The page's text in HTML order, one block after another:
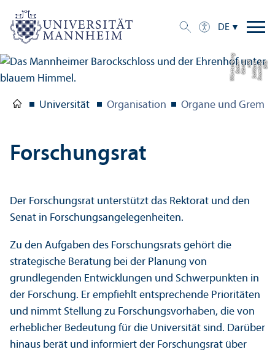
DE
Bil
d:
S
t
a
a
tli
c
h
e
S
c
hl
ö
s
s
e
r
u
n
d
G
ä
r
t
e
n
B
a
d
e
n-
W
ü
r
t
t
e
m
b
e
r
g
Universität Organisation Organe und
Forschungs­rat
Der Forschungs­rat unter­stützt das Rektorat und den
Senat in Forschungs­angelegenheiten.
Zu den Aufgaben des Forschungs­rats gehört die
strategische Beratung bei der Planung von
grundlegenden Entwicklungen und Schwerpunkten in
der Forschung. Er empfiehlt entsprechende Prioritäten
und nimmt Stellung zu Forschungs­vorhaben, die von
erheblicher Bedeutung für die Universität sind. Darüber
hinaus berät und informiert der Forschungs­rat über